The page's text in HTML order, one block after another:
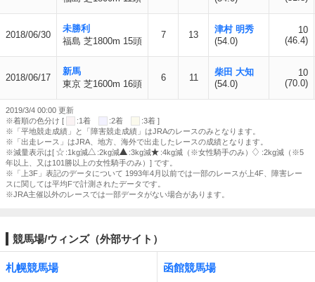
2018/06/30
未勝利
福島 芝1800m 15頭
7 13
津村 明秀
(54.0)
10
(46.4)
2018/06/17
新馬
東京 芝1600m 16頭
6 11
柴田 大知
(54.0)
10
(70.0)
2019/3/4 00:00 更新
※着順の色分け [
:1着 :2着
:3着 ]
※「平地競走成績」と「障害競走成績」はJRAのレースのみとなります。
※「出走レース」はJRA、地方、海外で出走したレースの成績となります。
※減量表示は[
:1kg減 :2kg減 :3kg減 :4kg減（※女性騎手のみ）
:2kg減（※5
年以上、又は101勝以上の女性騎手のみ）] です。
※「上3F」表記のデータについて 1993年4月以前では一部のレースが上4F、障害レー
スに関しては平均Fで計測されたデータです。
※JRA主催以外のレースでは一部データがない場合があります。
競馬場/ウィンズ（外部サイト）
札幌競馬場 函館競馬場